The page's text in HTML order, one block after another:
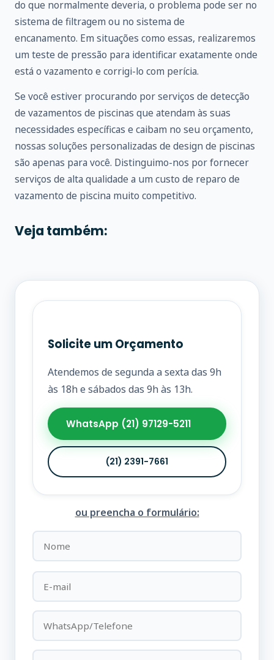
do que normalmente deveria, o problema pode ser no
sistema de filtragem ou no sistema de
encanamento. Em situações como essas, realizaremos
um teste de pressão para identificar exatamente onde
está o vazamento e corrigi-lo com perícia.
Se você estiver procurando por serviços de detecção
de vazamentos de piscinas que atendam às suas
necessidades específicas e caibam no seu orçamento,
nossas soluções personalizadas de design de piscinas
são apenas para você. Distinguimo-nos por fornecer
serviços de alta qualidade a um custo de reparo de
vazamento de piscina muito competitivo.
Veja também:
Solicite um Orçamento
Atendemos de segunda a sexta das 9h
às 18h e sábados das 9h às 13h.
WhatsApp (21) 97129-5211
(21) 2391-7661
ou preencha o formulário: